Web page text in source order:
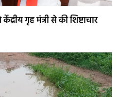
गृह मंत्री से की शिष्टाचार